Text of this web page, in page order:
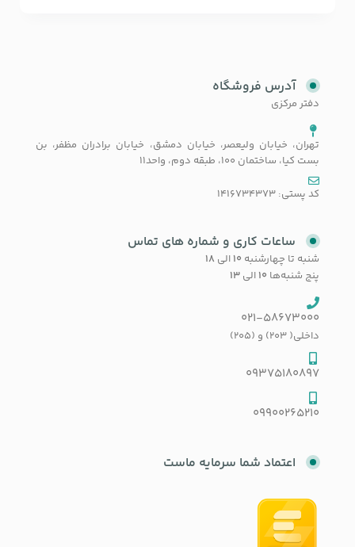
آدرس فروشگاه
دفتر مرکزی
تهران، خیابان ولیعصر، خیابان دمشق، خیابان برادران مظفر، بن
بست کیا، ساختمان 100، طبقه دوم، واحد11
کد پستی: 1416734373
ساعات کاری و شماره های تماس
شنبه تا چهارشنبه ۱۰ الی ۱۸
پنج شنبه‌ها ۱۰ الی ۱۳
021-58673000
داخلی( 203) و (205)
09375180897
09900265210
اعتماد شما سرمایه ماست